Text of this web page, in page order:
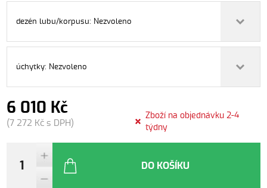
dezén lubu/korpusu: Nezvoleno
úchytky: Nezvoleno
6 010 Kč
(7 272 Kč s DPH)
Zboží na objednávku 2-4
týdny
DO KOŠÍKU